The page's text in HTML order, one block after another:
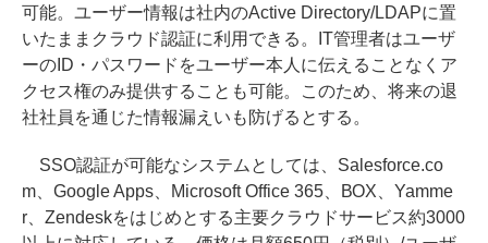
可能。ユーザー情報は社内のActive Directory/LDAPに置
いたままクラウド認証に利用できる。IT管理者はユーザ
ーのID・パスワードをユーザー本人に伝えることなくア
クセス権のみ提供することも可能。このため、将来の退
社社員を通じた情報漏えいも防げるとする。
SSO認証が可能なシステムとしては、Salesforce.co
m、Google Apps、Microsoft Office 365、BOX、Yamme
r、Zendeskをはじめとする主要クラウドサービス約3000